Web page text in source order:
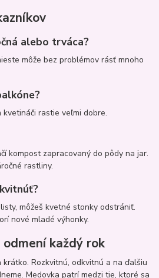
alebo trváca?
môže bez problémov rásť mnoho
rastie veľmi dobre.
kompost zapracovaný do pôdy na jar.
rastliny.
môžeš kvetné stonky odstrániť.
nové mladé výhonky.
každý rok
Rozkvitnú, odkvitnú a na ďalšiu
Medovka patrí medzi tie, ktoré sa